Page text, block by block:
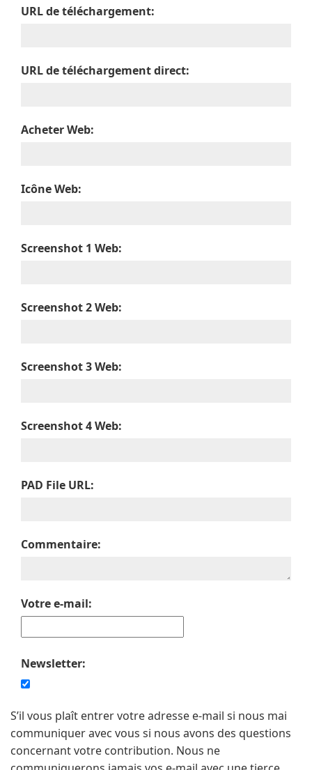
URL de téléchargement:
URL de téléchargement direct:
Acheter Web:
Icône Web:
Screenshot 1 Web:
Screenshot 2 Web:
Screenshot 3 Web:
Screenshot 4 Web:
PAD File URL:
Commentaire:
Votre e-mail:
Newsletter:
S’il vous plaît entrer votre adresse e-mail si nous mai
communiquer avec vous si nous avons des questions
concernant votre contribution. Nous ne